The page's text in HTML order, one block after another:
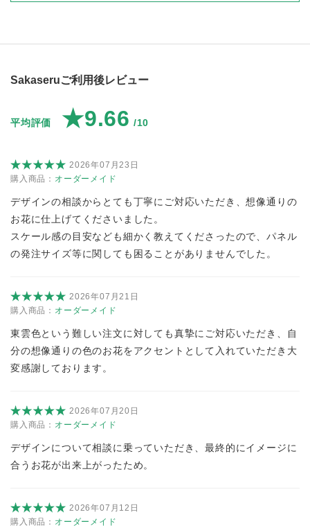
Sakaseruご利用後レビュー
平均評価 ★9.66 /10
2026年07月23日
購入商品： オーダーメイド
デザインの相談からとても丁寧にご対応いただき、想像通りの
お花に仕上げてくださいました。
スケール感の目安なども細かく教えてくださったので、パネル
の発注サイズ等に関しても困ることがありませんでした。
2026年07月21日
購入商品： オーダーメイド
東雲色という難しい注文に対しても真摯にご対応いただき、自
分の想像通りの色のお花をアクセントとして入れていただき大
変感謝しております。
2026年07月20日
購入商品： オーダーメイド
デザインについて相談に乗っていただき、最終的にイメージに
合うお花が出来上がったため。
2026年07月12日
購入商品： オーダーメイド